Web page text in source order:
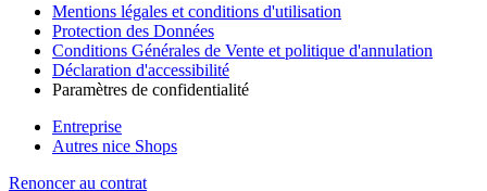
Mentions légales et conditions d'utilisation
Protection des Données
Conditions Générales de Vente et politique d'annulation
Déclaration d'accessibilité
Paramètres de confidentialité
Entreprise
Autres nice Shops
Renoncer au contrat